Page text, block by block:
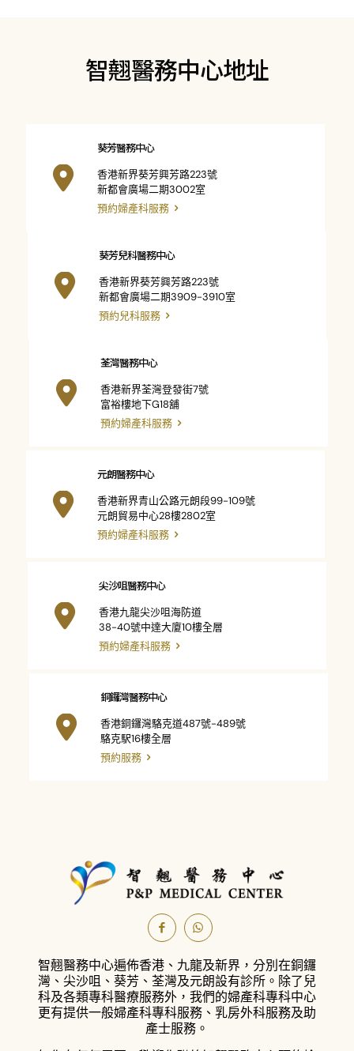
智翹醫務中心地址
葵芳醫務中心
香港新界葵芳興芳路223號
新都會廣場二期3002室
預約婦產科服務
葵芳兒科醫務中心
香港新界葵芳興芳路223號
新都會廣場二期3909-3910室
預約兒科服務
荃灣醫務中心
香港新界荃灣登發街7號
富裕樓地下G18舖
預約婦產科服務
元朗醫務中心
香港新界青山公路元朗段99-109號
元朗貿易中心28樓2802室
預約婦產科服務
尖沙咀醫務中心
香港九龍尖沙咀海防道
38-40號中達大廈10樓全層
預約婦產科服務
銅鑼灣醫務中心
香港銅鑼灣駱克道487號-489號
駱克駅16樓全層
預約服務
智翹醫務中心遍佈香港、九龍及新界，分別在銅鑼
灣、尖沙咀、葵芳、荃灣及元朗設有診所。 除了兒
科及各類專科醫療服務外，我們的婦產科專科中心
更有提供一般婦產科專科服務、乳房外科服務及助
產士服務。